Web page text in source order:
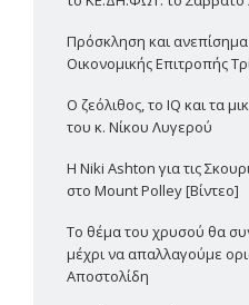
Πρόσκληση και ανεπίσημα
Οικονομικής Επιτροπής
Ο ζεόλιθος, το IQ και τα
του κ. Νίκου Λυγερού
Η Niki Ashton για τις
στο Mount Polley [Βίντεο]
Το θέμα του χρυσού θα
μέχρι να απαλλαγούμε
Αποστολίδη